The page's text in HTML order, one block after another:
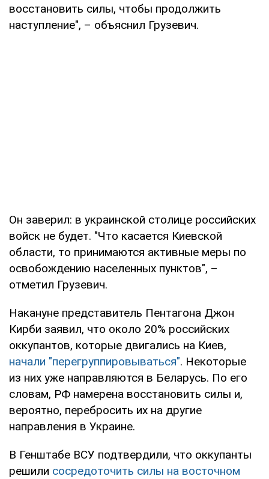
восстановить силы, чтобы продолжить
наступление", – объяснил Грузевич.
Он заверил: в украинской столице российских
войск не будет. "Что касается Киевской
области, то принимаются активные меры по
освобождению населенных пунктов", –
отметил Грузевич.
Накануне представитель Пентагона Джон
Кирби заявил, что около 20% российских
оккупантов, которые двигались на Киев,
начали "перегруппировываться". Некоторые
из них уже направляются в Беларусь. По его
словам, РФ намерена восстановить силы и,
вероятно, перебросить их на другие
направления в Украине.
В Генштабе ВСУ подтвердили, что оккупанты
решили сосредоточить силы на восточном